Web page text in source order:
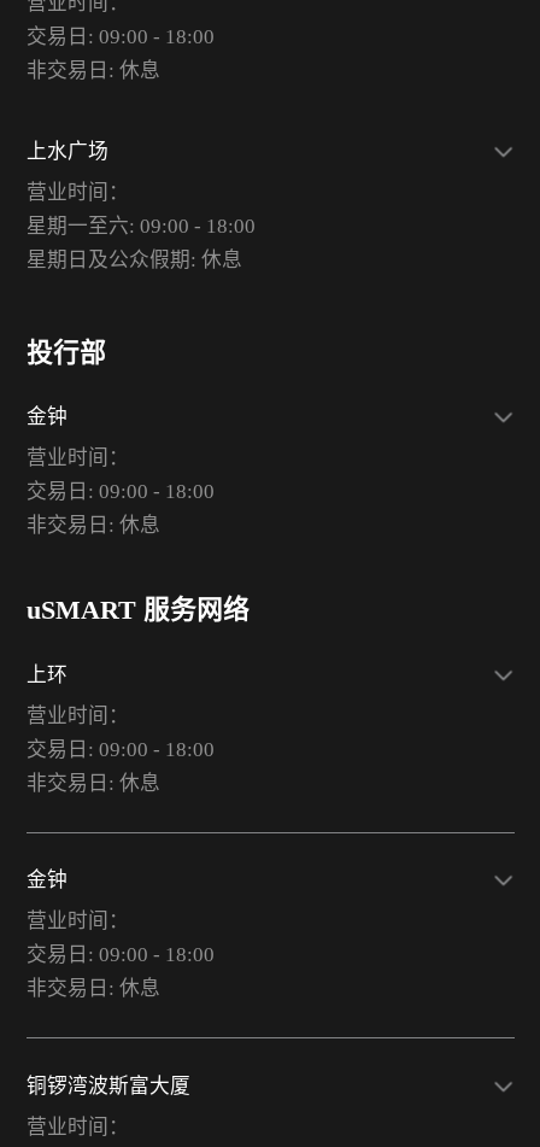
交易日: 09:00 - 18:00
非交易日: 休息
上水广场
营业时间：
星期一至六: 09:00 - 18:00
星期日及公众假期: 休息
投行部
金钟
营业时间：
交易日: 09:00 - 18:00
非交易日: 休息
uSMART 服务网络
上环
营业时间：
交易日: 09:00 - 18:00
非交易日: 休息
金钟
营业时间：
交易日: 09:00 - 18:00
非交易日: 休息
铜锣湾波斯富大厦
营业时间：